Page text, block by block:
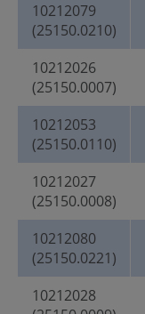
10212079
(25150.0210)
10212026
(25150.0007)
10212053
(25150.0110)
10212027
(25150.0008)
10212080
(25150.0221)
10212028